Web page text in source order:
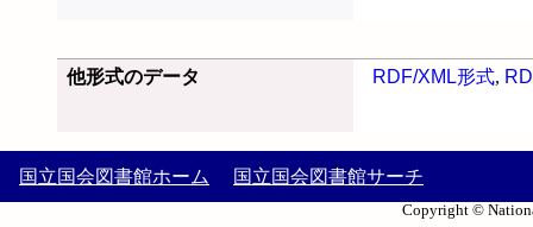
他形式のデータ RDF/XML形式,
国立国会図書館ホーム 国立国会図書館サーチ
Copyright ©